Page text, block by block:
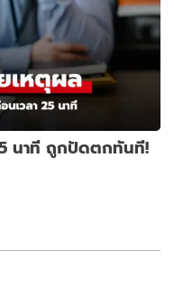
นาที ถูกปัดตกทันที!